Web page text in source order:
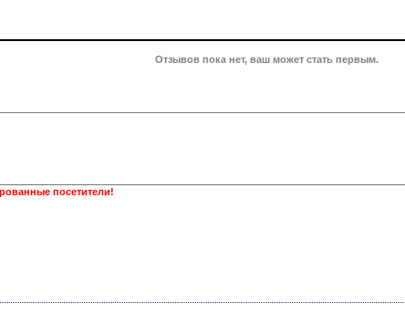
Отзывов пока нет, ваш может стать первым.
посетители!